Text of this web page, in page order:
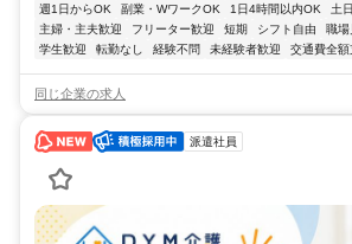
週1日からOK
副業・WワークOK 1日4時間以内OK
土
主婦・主夫歓迎
フリーター歓迎 短期 シフト自由 職場
学生歓迎
転勤なし 経験不問 未経験者歓迎 交通費全額
同じ企業の求人
派遣社員